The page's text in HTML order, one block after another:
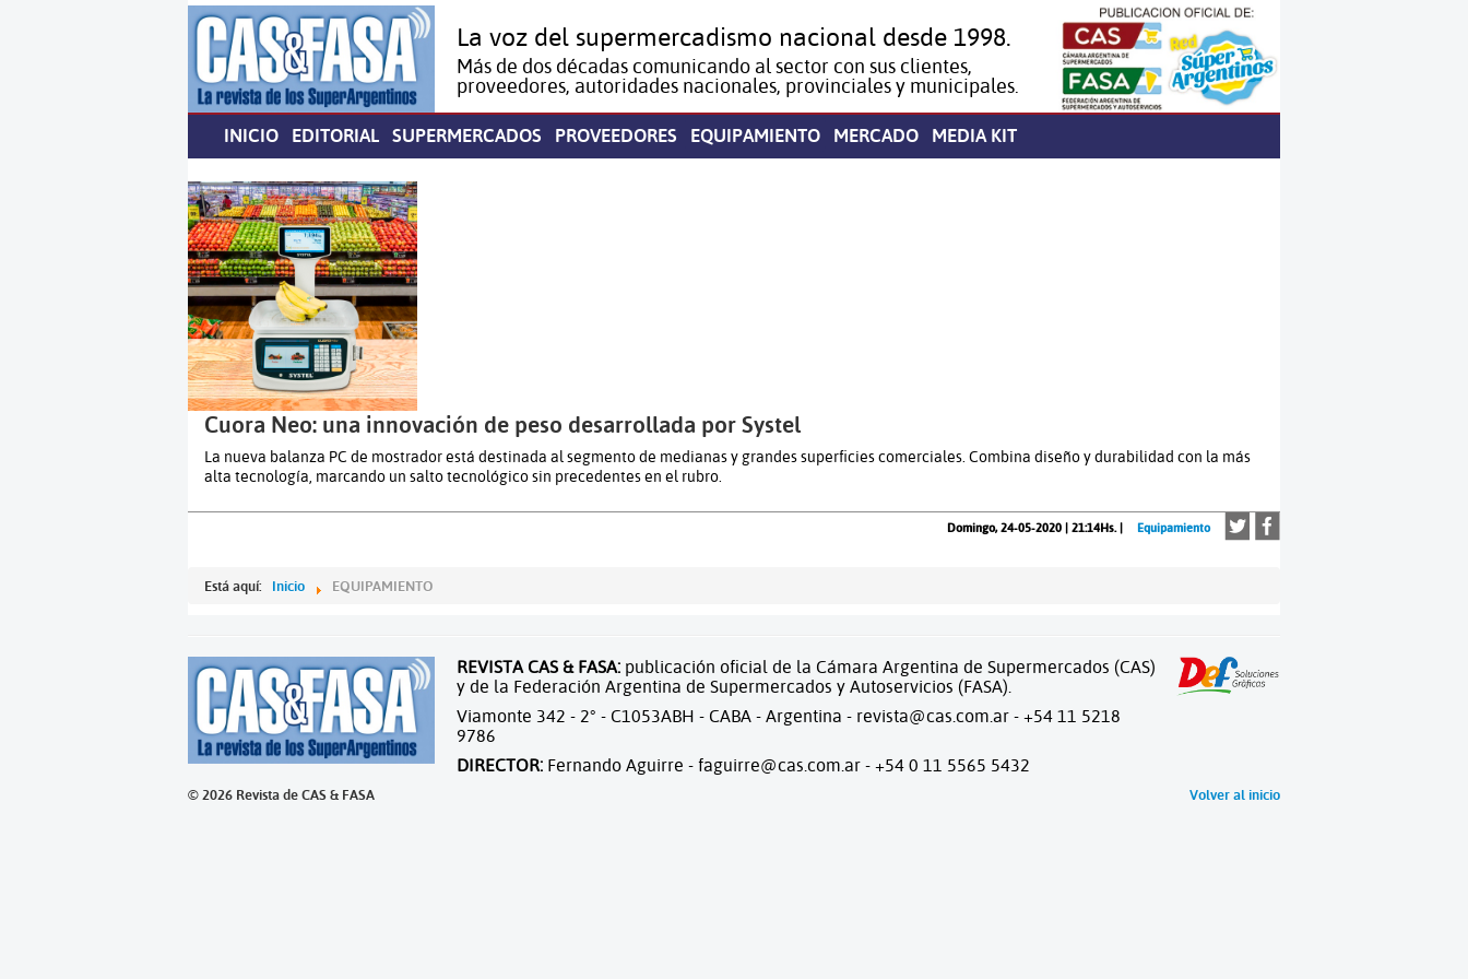
INICIO EDITORIAL SUPERMERCADOS PROVEEDORES EQUIPAMIENTO MERCADO MEDIA KIT
La voz del supermercadismo nacional desde 1998.
Más de dos décadas comunicando al sector con sus clientes,
proveedores, autoridades nacionales, provinciales y municipales.
Cuora Neo: una innovación de peso desarrollada por Systel
La nueva balanza PC de mostrador está destinada al segmento de medianas y grandes superficies comerciales. Combina diseño y durabilidad con la más
alta tecnología, marcando un salto tecnológico sin precedentes en el rubro.
Domingo, 24-05-2020 | 21:14Hs. | Equipamiento
Está aquí: Inicio EQUIPAMIENTO
REVISTA CAS & FASA: publicación oficial de la Cámara Argentina de Supermercados (CAS)
y de la Federación Argentina de Supermercados y Autoservicios (FASA).
Viamonte 342 - 2° - C1053ABH - CABA - Argentina - revista@cas.com.ar - +54 11 5218
9786
DIRECTOR: Fernando Aguirre - faguirre@cas.com.ar - +54 0 11 5565 5432
Volver al inicio
© 2026 Revista de CAS & FASA